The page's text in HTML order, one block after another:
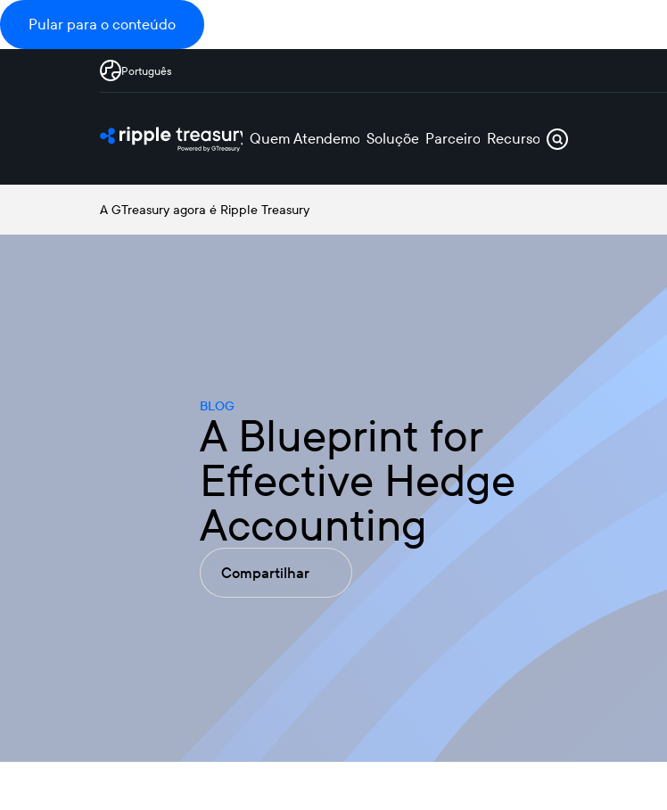
Pular para o conteúdo
Português
Quem Atendemos Soluções Parceiros Recursos
A GTreasury agora é Ripple Treasury
BLOG
A Blueprint for
Effective Hedge
Accounting
Compartilhar